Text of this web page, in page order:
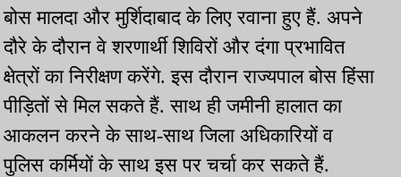
बोस मालदा और मुर्शिदाबाद के लिए रवाना हुए हैं. अपने
दौरे के दौरान वे शरणार्थी शिविरों और दंगा प्रभावित
क्षेत्रों का निरीक्षण करेंगे. इस दौरान राज्यपाल बोस हिंसा
पीड़ितों से मिल सकते हैं. साथ ही जमीनी हालात का
आकलन करने के साथ-साथ जिला अधिकारियों व
पुलिस कर्मियों के साथ इस पर चर्चा कर सकते हैं.